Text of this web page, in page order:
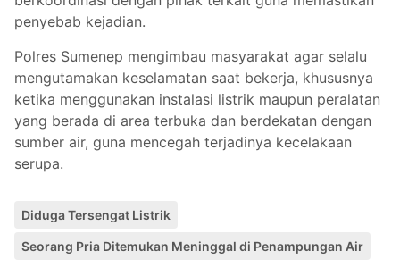
penyebab kejadian.
Polres Sumenep mengimbau masyarakat agar selalu
mengutamakan keselamatan saat bekerja, khususnya
ketika menggunakan instalasi listrik maupun peralatan
yang berada di area terbuka dan berdekatan dengan
sumber air, guna mencegah terjadinya kecelakaan
serupa.
Diduga Tersengat Listrik
Seorang Pria Ditemukan Meninggal di Penampungan Air